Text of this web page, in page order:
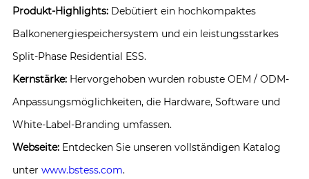
Produkt-Highlights: Debütiert ein hochkompaktes
Balkonenergiespeichersystem und ein leistungsstarkes
Split-Phase Residential ESS.
Kernstärke: Hervorgehoben wurden robuste OEM / ODM-
Anpassungsmöglichkeiten, die Hardware, Software und
White-Label-Branding umfassen.
Webseite: Entdecken Sie unseren vollständigen Katalog
unterwww.bstess.com.